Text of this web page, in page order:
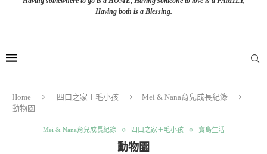
Having both is a Blessing.
Home 四口之家＋毛小孩
Mei & Nana育兒成長紀錄
動物園
Mei & Nana育兒成長紀錄 四口之家＋毛小孩 寶島生活
動物園